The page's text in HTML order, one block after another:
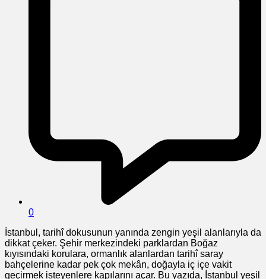
0
İstanbul, tarihî dokusunun yanında zengin yeşil alanlarıyla da
dikkat çeker. Şehir merkezindeki parklardan Boğaz
kıyısındaki korulara, ormanlık alanlardan tarihî saray
bahçelerine kadar pek çok mekân, doğayla iç içe vakit
geçirmek isteyenlere kapılarını açar. Bu yazıda, İstanbul yeşil